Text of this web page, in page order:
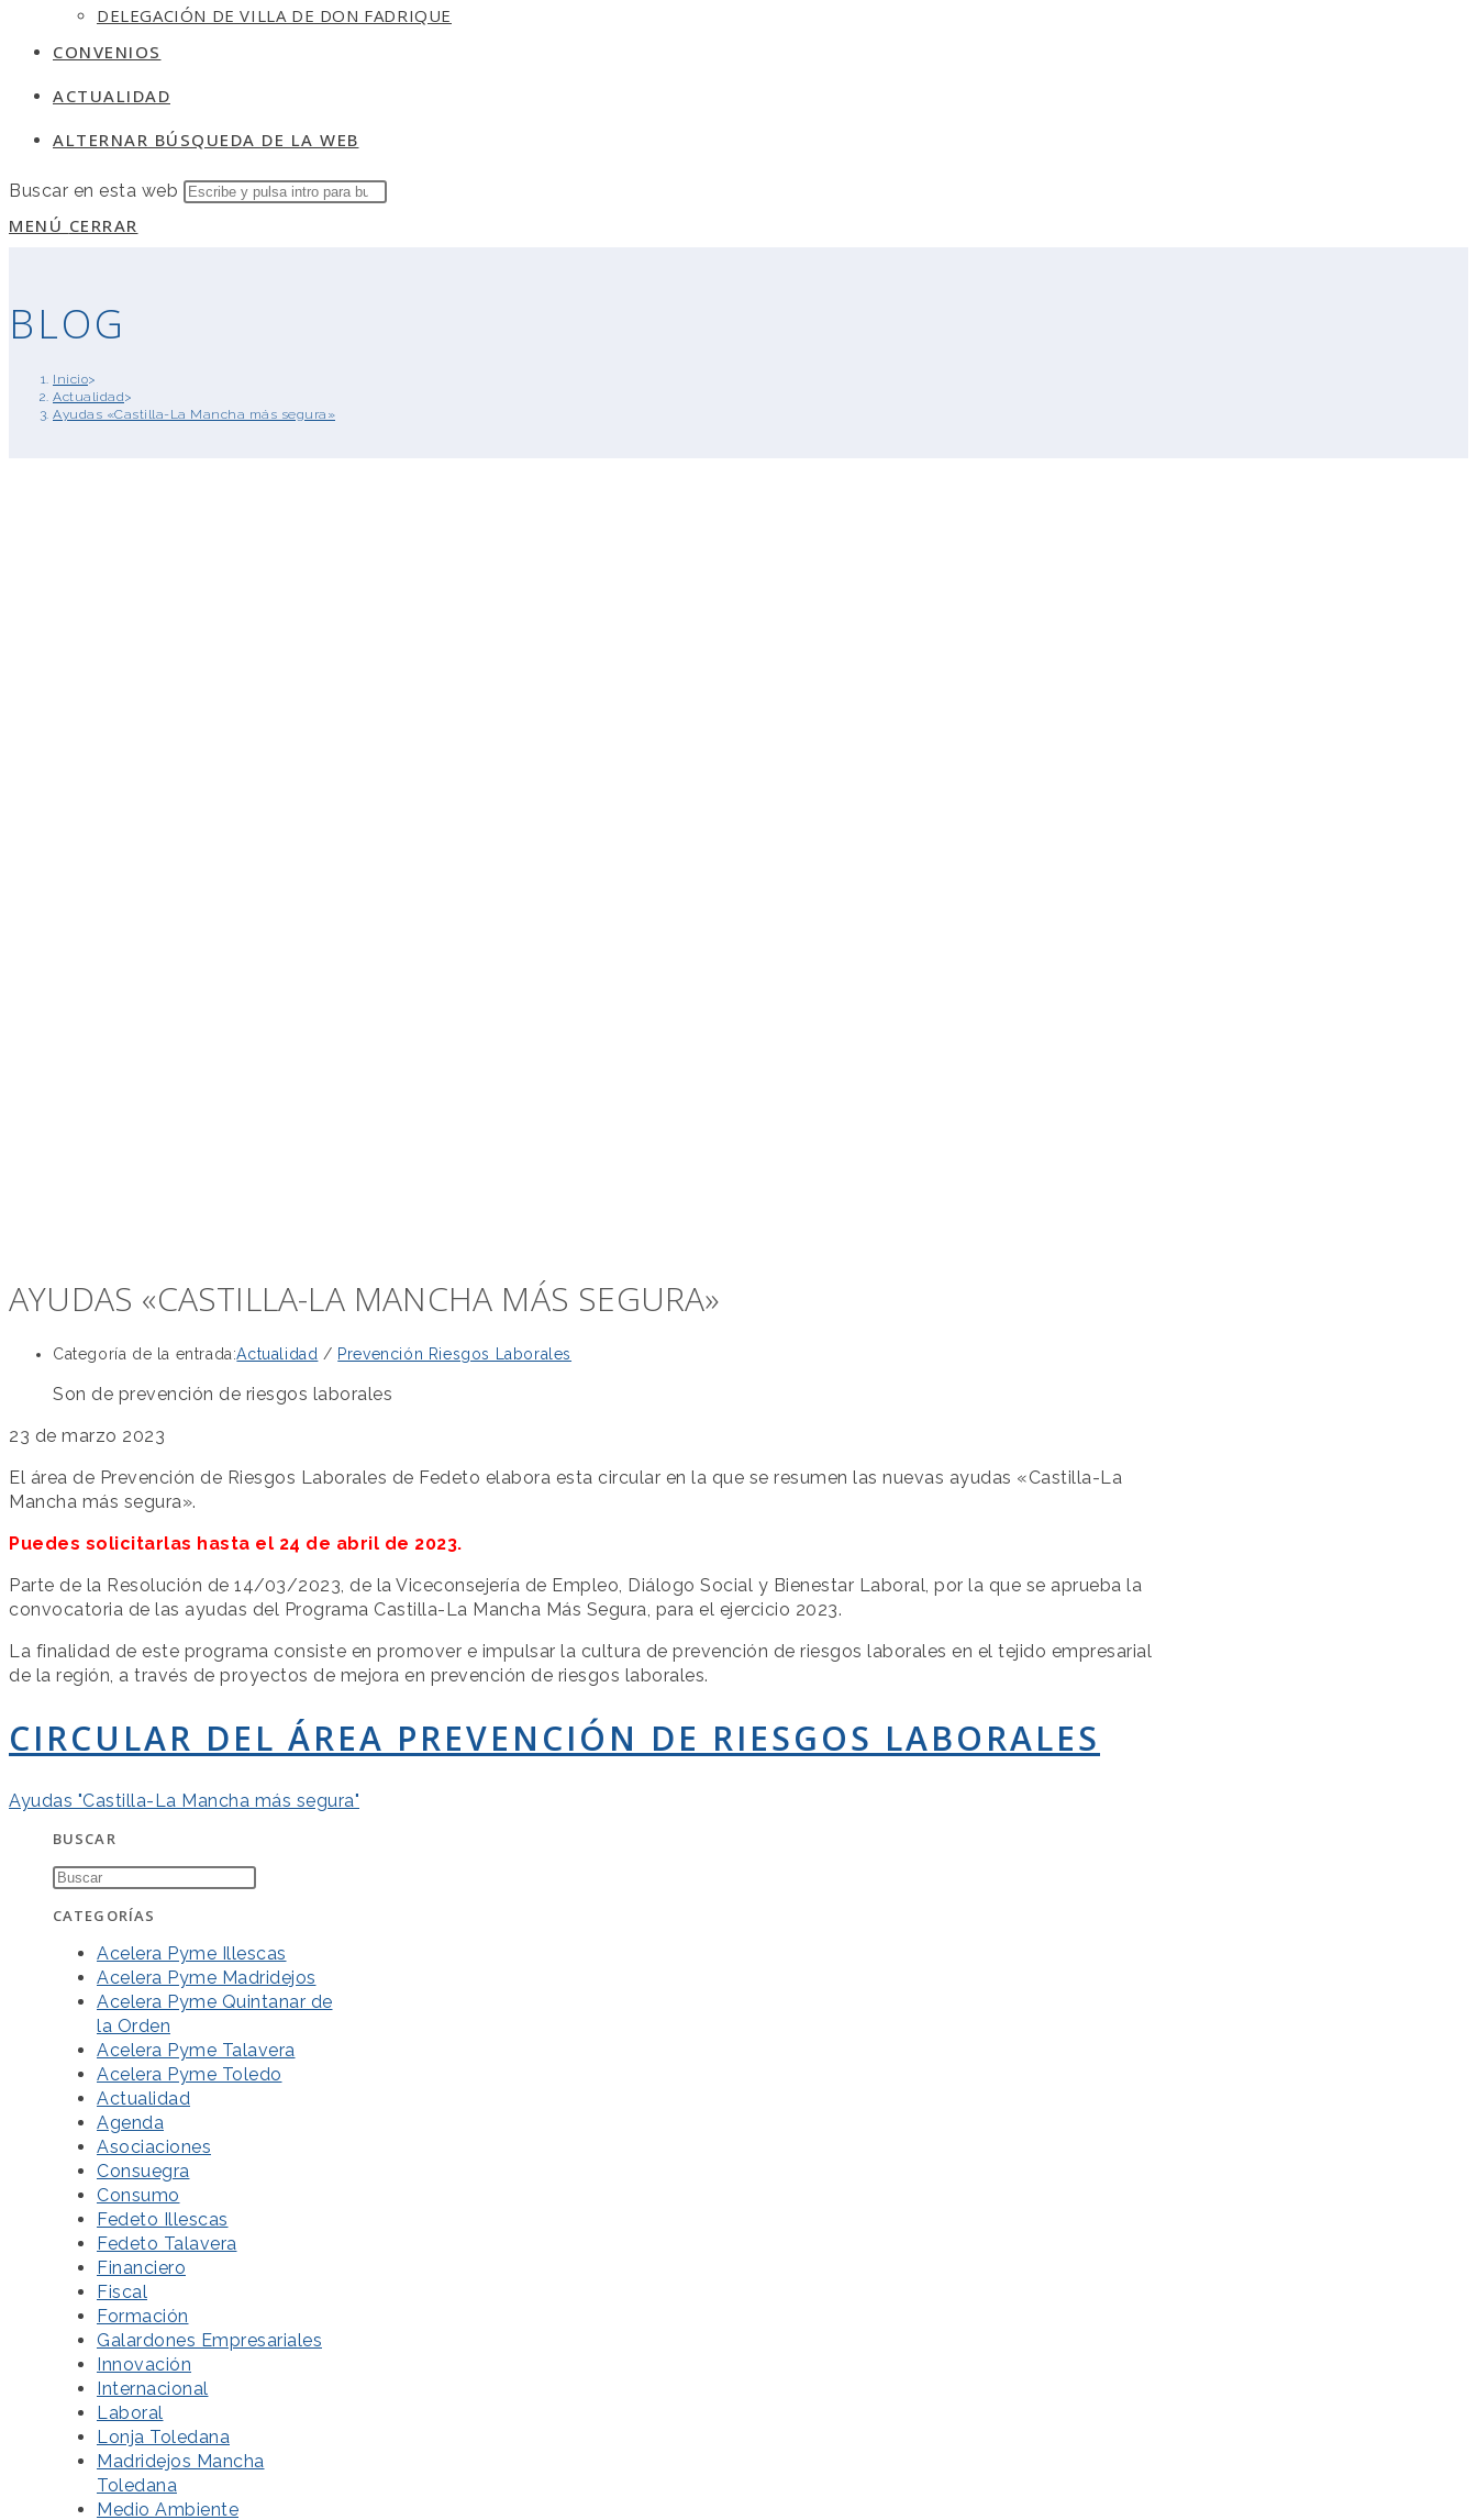
DELEGACIÓN DE VILLA DE DON FADRIQUE
CONVENIOS
ACTUALIDAD
ALTERNAR BÚSQUEDA DE LA WEB
Buscar en esta web
MENÚ CERRAR
BLOG
Inicio>
Actualidad>
Ayudas «Castilla-La Mancha más segura»
AYUDAS «CASTILLA-LA MANCHA MÁS SEGURA»
Categoría de la entrada:Actualidad / Prevención Riesgos Laborales
Son de prevención de riesgos laborales
23 de marzo 2023
El área de Prevención de Riesgos Laborales de Fedeto elabora esta circular en la que se resumen las nuevas ayudas «Castilla-La
Mancha más segura».
Puedes solicitarlas hasta el 24 de abril de 2023.
Parte de la Resolución de 14/03/2023, de la Viceconsejería de Empleo, Diálogo Social y Bienestar Laboral, por la que se aprueba la
convocatoria de las ayudas del Programa Castilla-La Mancha Más Segura, para el ejercicio 2023.
La finalidad de este programa consiste en promover e impulsar la cultura de prevención de riesgos laborales en el tejido empresarial
de la región, a través de proyectos de mejora en prevención de riesgos laborales.
CIRCULAR DEL ÁREA PREVENCIÓN DE RIESGOS LABORALES
Ayudas "Castilla-La Mancha más segura"
BUSCAR
CATEGORÍAS
Acelera Pyme Illescas
Acelera Pyme Madridejos
Acelera Pyme Quintanar de
la Orden
Acelera Pyme Talavera
Acelera Pyme Toledo
Actualidad
Agenda
Asociaciones
Consuegra
Consumo
Fedeto Illescas
Fedeto Talavera
Financiero
Fiscal
Formación
Galardones Empresariales
Innovación
Internacional
Laboral
Lonja Toledana
Madridejos Mancha
Toledana
Medio Ambiente